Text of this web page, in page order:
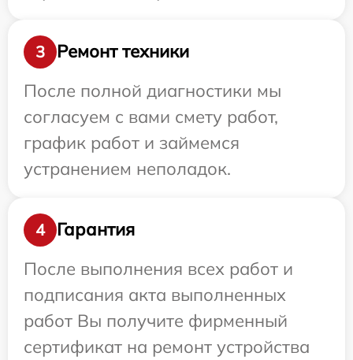
3
Ремонт техники
После полной диагностики мы
согласуем с вами смету работ,
график работ и займемся
устранением неполадок.
4
Гарантия
После выполнения всех работ и
подписания акта выполненных
работ Вы получите фирменный
сертификат на ремонт устройства